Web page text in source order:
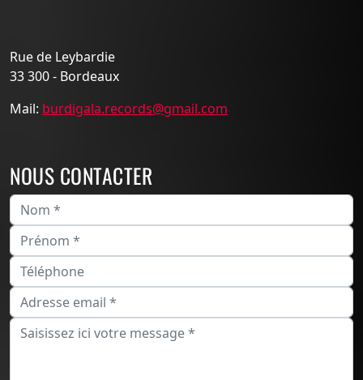
Rue de Leybardie
33 300 - Bordeaux
Mail: burdigala.records@gmail.com
NOUS CONTACTER